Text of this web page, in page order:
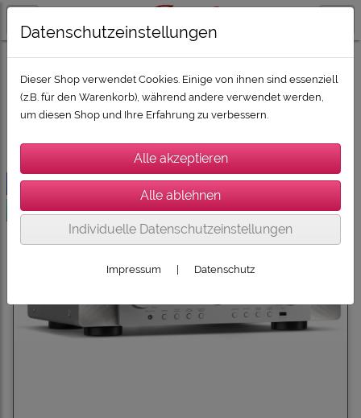
AV-RECEIVER MARANTZ AV-Receiver
Sortierung wählen
-280€
versandkostenfrei
Datenschutzeinstellungen
Dieser Shop verwendet Cookies. Einige von ihnen sind essenziell
(z.B. für den Warenkorb), während andere verwendet werden,
um diesen Shop und Ihre Erfahrung zu verbessern.
Individuelle Datenschutzeinstellungen
Impressum Datenschutz